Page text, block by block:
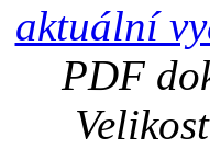
aktuální
PDF